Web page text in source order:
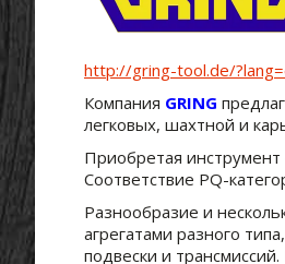
http://gring-tool.de/
Компания GRING
легковых, шахтной и
Приобретая инструмент
Соответствие PQ-
Разнообразие и
агрегатами разного
подвески и